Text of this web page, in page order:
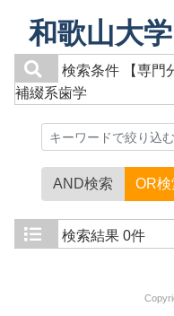
和歌山大
検索条件
【専
補綴系歯学
AND検索 OR検
検索結果 0件